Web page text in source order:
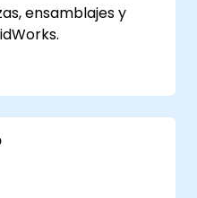
ensamblajes y